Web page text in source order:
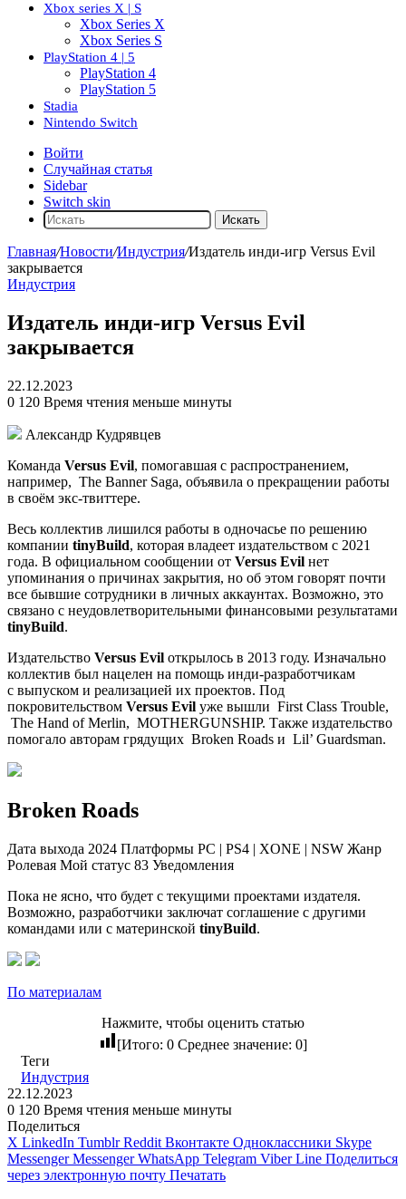
Xbox series X | S
Xbox Series X
Xbox Series S
PlayStation 4 | 5
PlayStation 4
PlayStation 5
Stadia
Nintendo Switch
Войти
Случайная статья
Sidebar
Switch skin
Искать
Главная/Новости/Индустрия/Издатель инди-игр Versus Evil
закрывается
Индустрия
Издатель инди-игр Versus Evil
закрывается
22.12.2023
0 120 Время чтения меньше минуты
Александр Кудрявцев
Команда Versus Evil, помогавшая с распространением,
например, The Banner Saga, объявила о прекращении работы
в своём экс-твиттере.
Весь коллектив лишился работы в одночасье по решению
компании tinyBuild, которая владеет издательством с 2021
года. В официальном сообщении от Versus Evil нет
упоминания о причинах закрытия, но об этом говорят почти
все бывшие сотрудники в личных аккаунтах. Возможно, это
связано с неудовлетворительными финансовыми результатами
tinyBuild.
Издательство Versus Evil открылось в 2013 году. Изначально
коллектив был нацелен на помощь инди-разработчикам
с выпуском и реализацией их проектов. Под
покровительством Versus Evil уже вышли First Class Trouble,
The Hand of Merlin, MOTHERGUNSHIP. Также издательство
помогало авторам грядущих Broken Roads и Lil’ Guardsman.
Broken Roads
Дата выхода 2024 Платформы PC | PS4 | XONE | NSW Жанр
Ролевая Мой статус 83 Уведомления
Пока не ясно, что будет с текущими проектами издателя.
Возможно, разработчики заключат соглашение с другими
командами или с материнской tinyBuild.
По материалам
Нажмите, чтобы оценить статью
[Итого: 0 Среднее значение: 0]
Теги
Индустрия
22.12.2023
0 120 Время чтения меньше минуты
Поделиться
X LinkedIn Tumblr Reddit Вконтакте Одноклассники Skype
Messenger Messenger WhatsApp Telegram Viber Line Поделиться
через электронную почту Печатать